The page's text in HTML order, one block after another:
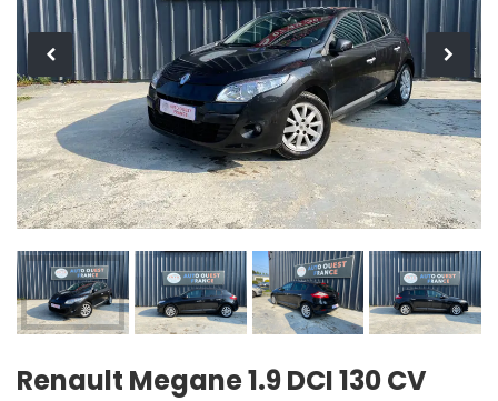
Renault Megane 1.9 DCI 130 CV